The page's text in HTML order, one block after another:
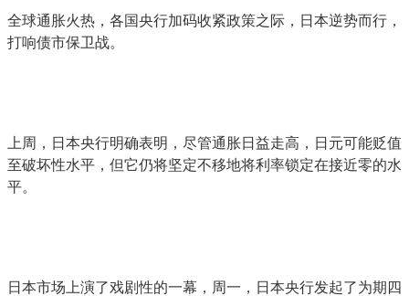
全球通胀火热，各国央行加码收紧政策之际，日本逆势而行，
打响债市保卫战。
上周，日本央行明确表明，尽管通胀日益走高，日元可能贬值
至破坏性水平，但它仍将坚定不移地将利率锁定在接近零的水
平。
日本市场上演了戏剧性的一幕，周一，日本央行发起了为期四